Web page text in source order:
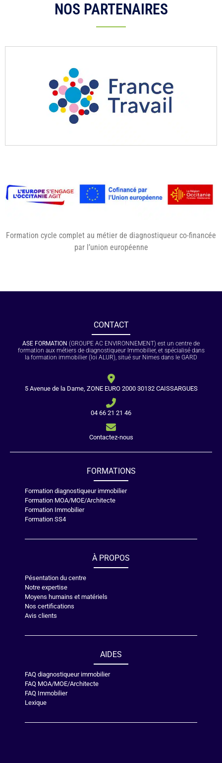
NOS PARTENAIRES
Formation cycle complet au métier de diagnostiqueur co-financée
par l’union européenne
CONTACT
ASE FORMATION (GROUPE AC ENVIRONNEMENT) est un centre de
formation aux métiers de diagnostiqueur Immobilier, et spécialisé dans
la formation immobilier (loi ALUR), situé sur Nimes dans le GARD
5 Avenue de la Dame, ZONE EURO 2000 30132 CAISSARGUES
04 66 21 21 46
Contactez-nous
FORMATIONS
Formation diagnostiqueur immobilier
Formation MOA/MOE/Architecte
Formation Immobilier
Formation SS4
À PROPOS
Pésentation du centre
Notre expertise
Moyens humains et matériels
Nos certifications
Avis clients
AIDES
FAQ diagnostiqueur immobilier
FAQ MOA/MOE/Architecte
FAQ Immobilier
Lexique